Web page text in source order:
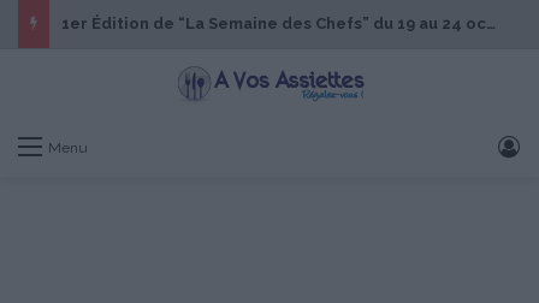
1er Édition de “La Semaine des Chefs” du 19 au 24 octobre 2026
Menu